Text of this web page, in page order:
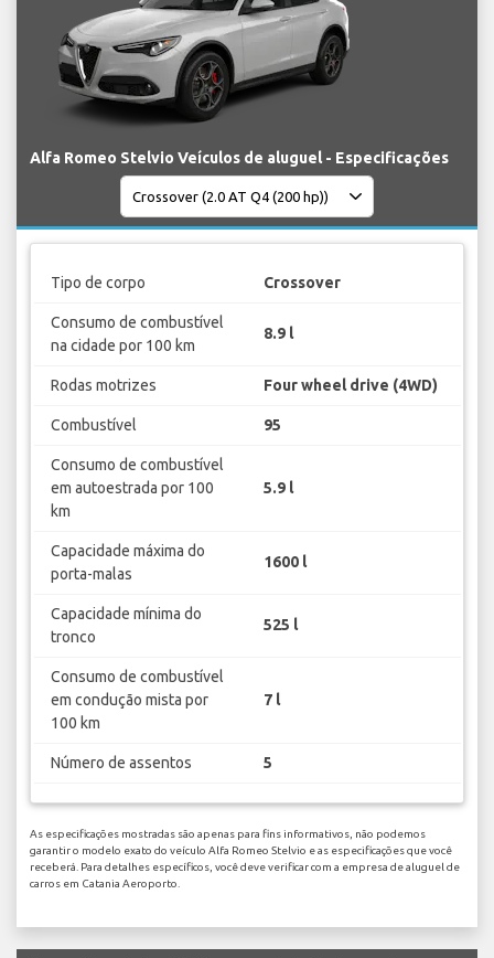
Alfa Romeo Stelvio Veículos de aluguel - Especificações
Tipo de corpo Crossover
Consumo de combustível
na cidade por 100 km
8.9 l
Rodas motrizes Four wheel drive (4WD)
Combustível 95
Consumo de combustível
em autoestrada por 100
km
5.9 l
Capacidade máxima do
porta-malas
1600 l
Capacidade mínima do
tronco
525 l
Consumo de combustível
em condução mista por
100 km
7 l
Número de assentos 5
As especificações mostradas são apenas para fins informativos, não podemos
garantir o modelo exato do veículo Alfa Romeo Stelvio e as especificações que você
receberá. Para detalhes específicos, você deve verificar com a empresa de aluguel de
carros em Catania Aeroporto.